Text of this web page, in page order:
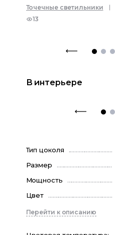
Точечные светильники
13
В интерьере
Тип цоколя
Размер
Мощность
Цвет
Перейти к описанию